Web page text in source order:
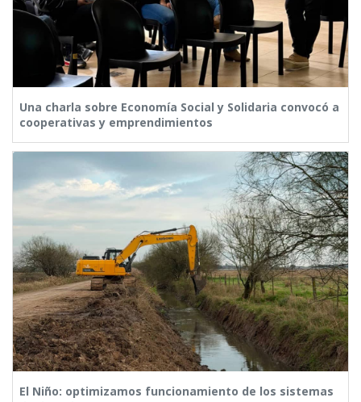
Una charla sobre Economía Social y Solidaria convocó a
cooperativas y emprendimientos
El Niño: optimizamos funcionamiento de los sistemas